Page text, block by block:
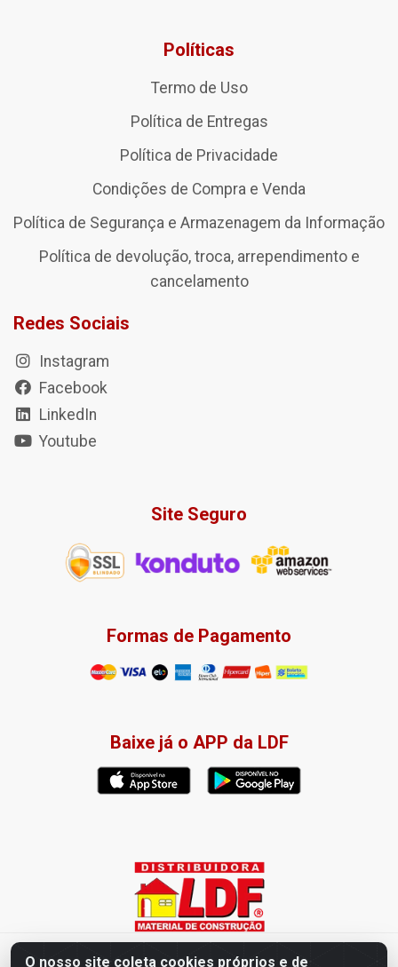
O nosso site coleta cookies próprios e de
Políticas
Termo de Uso
Política de Entregas
Política de Privacidade
Condições de Compra e Venda
Política de Segurança e Armazenagem da Informação
Política de devolução, troca, arrependimento e
cancelamento
Redes Sociais
Instagram
Facebook
LinkedIn
Youtube
Site Seguro
Formas de Pagamento
Baixe já o APP da LDF
Distribuidora LDF - Av. Presidente Tancredo Neves, 203 – Bairro